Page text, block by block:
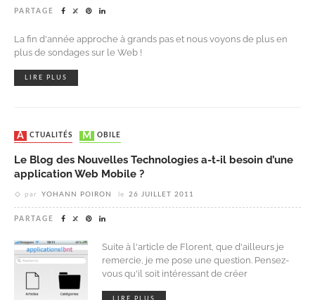
PARTAGE
La fin d'année approche à grands pas et nous voyons de plus en
plus de sondages sur le Web !
LIRE PLUS
ACTUALITÉS MOBILE
Le Blog des Nouvelles Technologies a-t-il besoin d’une
application Web Mobile ?
par YOHANN POIRON le 26 JUILLET 2011
PARTAGE
Suite à l'article de Florent, que d'ailleurs je
remercie, je me pose une question. Pensez-
vous qu'il soit intéressant de créer
LIRE PLUS